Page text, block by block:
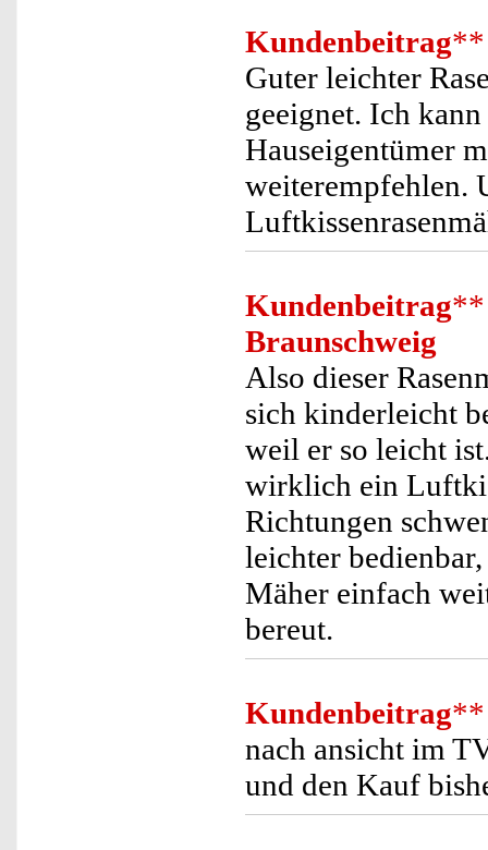
Kundenbeitrag**
Guter leichter
geeignet. Ich
Hauseigentümer
weiterempfehlen.
Kundenbeitrag**
Braunschweig
Also dieser
sich kinderleicht
weil er so leicht
wirklich ein
Richtungen
leichter
Mäher einfach
bereut.
Kundenbeitrag**
nach ansicht im
und den Kauf